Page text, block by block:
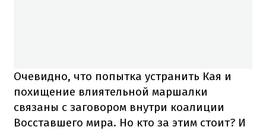
Очевидно, что попытка устранить Кая и
похищение влиятельной маршалки
связаны с заговором внутри коалиции
Восставшего мира. Но кто за этим стоит? И